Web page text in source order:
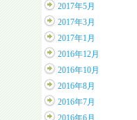
2017年5月
2017年3月
2017年1月
2016年12月
2016年10月
2016年8月
2016年7月
2016年6月